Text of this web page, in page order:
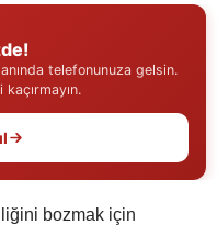
telefonunuza gelsin.
bozmak için